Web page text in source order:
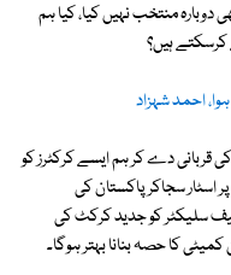
منتخب نہیں کیا، کیا ہم
کرسکتے ہیں؟
احمد شہزاد
قربانی دے کر ہم ایسے کرکٹرز کو
سجاکر پاکستان کی
سلیکٹر کو جدید کرکٹ کی
کا حصہ بنانا بہتر ہوگا۔